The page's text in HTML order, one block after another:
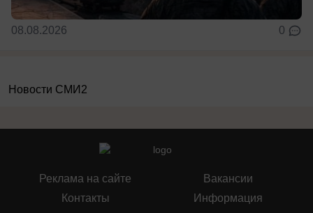
08.08.2026 0
Новости СМИ2
Реклама на сайте
Контакты
Вакансии
Информация